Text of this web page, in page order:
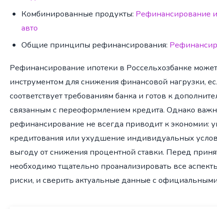
Комбинированные продукты: Рефинансирование
авто
Общие принципы рефинансирования:
Рефинансирование ипотеки в Россельхозбанке
инструментом для снижения финансовой нагрузки,
соответствует требованиям банка и готов к
связанным с переоформлением кредита. Однако
рефинансирование не всегда приводит к экономии:
кредитования или ухудшение индивидуальных
выгоду от снижения процентной ставки. Перед
необходимо тщательно проанализировать все
риски, и сверить актуальные данные с